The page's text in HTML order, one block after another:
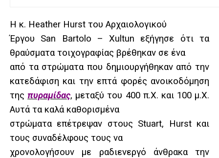
Η κ. Heather Hurst του Αρχαιολογικού
Έργου San Bartolo – Xultun εξήγησε ότι τα
θραύσματα τοιχογραφίας βρέθηκαν σε ένα
από τα στρώματα που δημιουργήθηκαν από την
κατεδάφιση και την επτά φορές ανοικοδόμηση
της πυραμίδας, μεταξύ του 400 π.Χ. και 100 μ.Χ.
Αυτά τα καλά καθορισμένα
στρώματα επέτρεψαν στους Stuart, Hurst και
τους συναδέλφους τους να
χρονολογήσουν με ραδιενεργό άνθρακα την